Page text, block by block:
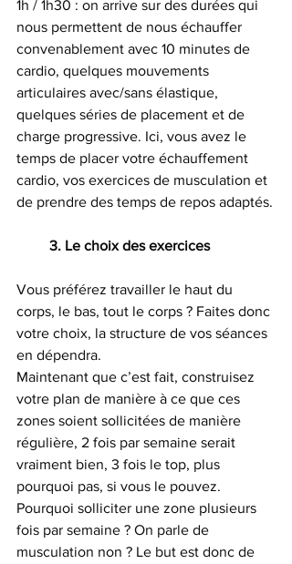
1h / 1h30 : on arrive sur des durées qui
nous permettent de nous échauffer
convenablement avec 10 minutes de
cardio, quelques mouvements
articulaires avec/sans élastique,
quelques séries de placement et de
charge progressive. Ici, vous avez le
temps de placer votre échauffement
cardio, vos exercices de musculation et
de prendre des temps de repos adaptés.
3. Le choix des exercices
Vous préférez travailler le haut du
corps, le bas, tout le corps ? Faites donc
votre choix, la structure de vos séances
en dépendra.
Maintenant que c’est fait, construisez
votre plan de manière à ce que ces
zones soient sollicitées de manière
régulière, 2 fois par semaine serait
vraiment bien, 3 fois le top, plus
pourquoi pas, si vous le pouvez.
Pourquoi solliciter une zone plusieurs
fois par semaine ? On parle de
musculation non ? Le but est donc de